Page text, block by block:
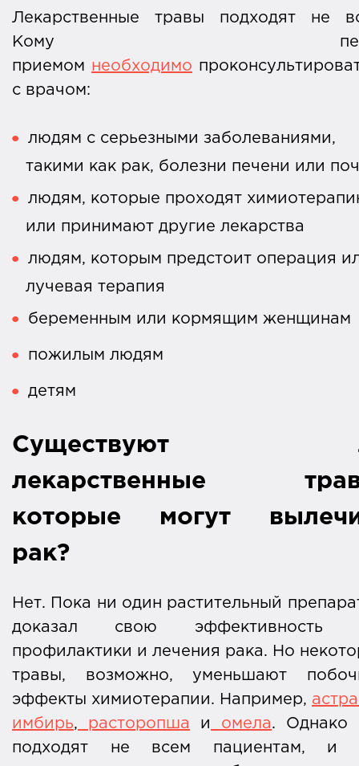
Лекарственные травы подходят не
Кому
приемом необходимо
с врачом:
людям с серьезными заболеваниями,
такими как рак, болезни печени или
людям, которые проходят
или принимают другие лекарства
людям, которым предстоит операция
лучевая терапия
беременным или кормящим женщинам
пожилым людям
детям
Существуют
лекарственные
которые могут
рак?
Нет. Пока ни один растительный
доказал свою эффективность
профилактики и лечения рака. Но
травы, возможно, уменьшают
эффекты химиотерапии. Например,
имбирь, расторопша и омела. Однако
подходят не всем пациентам, и